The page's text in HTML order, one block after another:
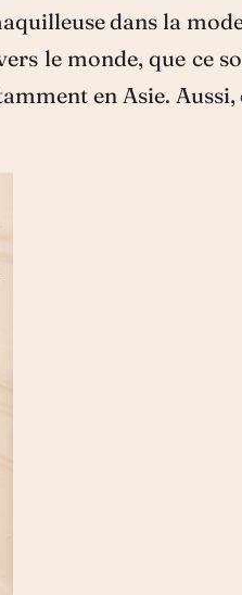
dans la
le monde, que ce
en Asie.